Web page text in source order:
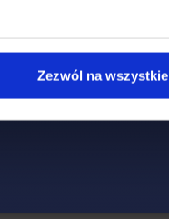
Zezwól na wszystkie